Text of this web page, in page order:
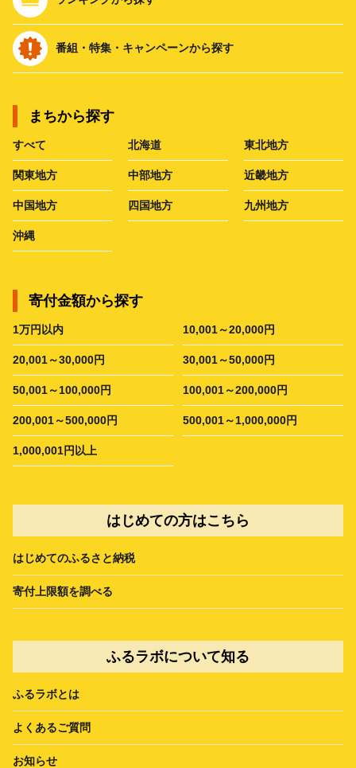
番組・特集・キャンペーンから探す
まちから探す
すべて 北海道 東北地方
関東地方 中部地方 近畿地方
中国地方 四国地方 九州地方
沖縄
寄付金額から探す
1万円以内 10,001～20,000円
20,001～30,000円 30,001～50,000円
50,001～100,000円 100,001～200,000円
200,001～500,000円 500,001～1,000,000円
1,000,001円以上
はじめての方はこちら
はじめてのふるさと納税
寄付上限額を調べる
ふるラボについて知る
ふるラボとは
よくあるご質問
お知らせ